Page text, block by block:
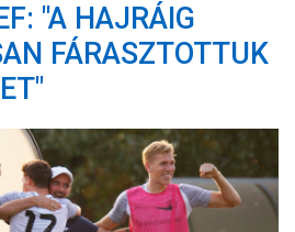
WEBSHOP
STADION
KAPCSOLAT
NYITÓLAP
HÍREK
"A HAJRÁIG
FÁRASZTOTTUK